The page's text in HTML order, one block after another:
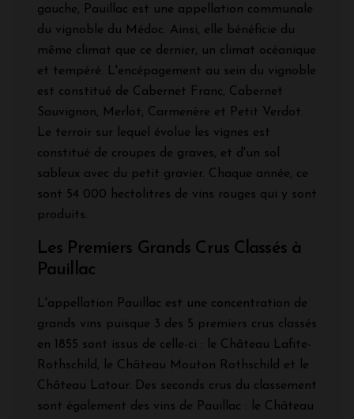
gauche, Pauillac est une appellation communale
du vignoble du Médoc. Ainsi, elle bénéficie du
même climat que ce dernier, un climat océanique
et tempéré. L'encépagement au sein du vignoble
est constitué de Cabernet Franc, Cabernet
Sauvignon, Merlot, Carmenère et Petit Verdot.
Le terroir sur lequel évolue les vignes est
constitué de croupes de graves, et d'un sol
sableux avec du petit gravier. Chaque année, ce
sont 54 000 hectolitres de vins rouges qui y sont
produits.
Les Premiers Grands Crus Classés à
Pauillac
L'appellation Pauillac est une concentration de
grands vins puisque 3 des 5 premiers crus classés
en 1855 sont issus de celle-ci : le Château Lafite-
Rothschild, le Château Mouton Rothschild et le
Château Latour. Des seconds crus du classement
sont également des vins de Pauillac : le Château